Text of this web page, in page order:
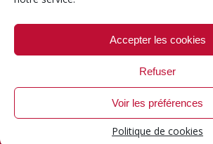
Accepter les cookies
Refuser
Voir les préférences
Politique de cookies
© 1999-2026 ResMusica.net Tous